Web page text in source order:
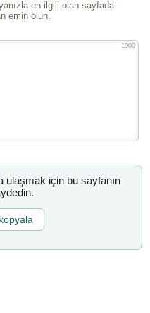
en ilgili olan sayfada
emin olun.
1000
ulaşmak için bu sayfanın